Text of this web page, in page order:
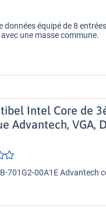
données équipé de 8
une masse commune.
Intel Core de
Advantech, VGA,
701G2-00A1E Advantech